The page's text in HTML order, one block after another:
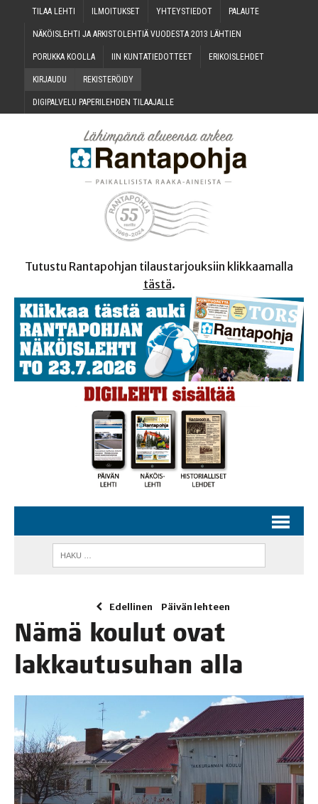
TILAA LEH­TI ILMOI­TUK­SET YHTEYS­TIE­DOT PALAU­TE
NÄKÖIS­LEH­TI JA ARKIS­TO­LEH­TIÄ VUO­DES­TA 2013 LÄHTIEN
PORUK­KA KOOLLA IIN KUN­TA­TIE­DOT­TEET ERI­KOIS­LEH­DET
KIR­JAU­DU REKIS­TE­RÖI­DY
DIGI­PAL­VE­LU PAPE­RI­LEH­DEN TILAAJALLE
Tutustu Rantapohjan tilaustarjouksiin klikkaamalla
tästä.
Edellinen Päivän lehteen
Nämä kou­lut ovat
lak­kau­tusu­han alla